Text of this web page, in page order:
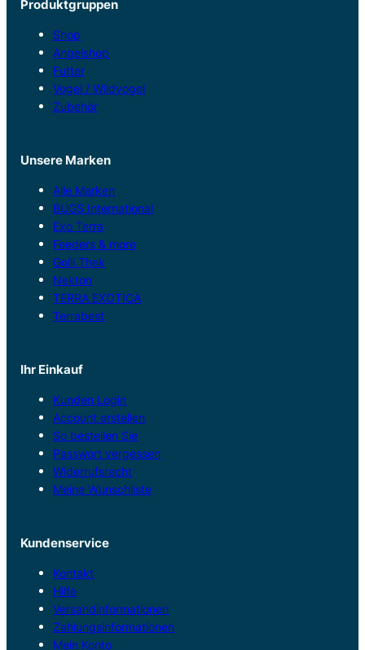
Produktgruppen
Shop
Angelshop
Futter
Vogel / Wildvogel
Zubehör
Unsere Marken
Alle Marken
BUGS International
Exo Terra
Feeders & more
Golli Thek
Nekton
TERRA EXOTICA
Terrabest
Ihr Einkauf
Kunden Login
Account erstellen
So bestellen Sie
Passwort vergessen
Widerrufsrecht
Meine Wunschliste
Kundenservice
Kontakt
Hilfe
Versandinformationen
Zahlungsinformationen
Mein Konto